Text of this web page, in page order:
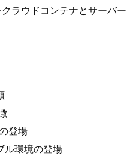
ラウドコンテナとサーバー
登場
ル環境の登場